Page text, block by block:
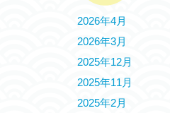
2026年4月
2026年3月
2025年12月
2025年11月
2025年2月